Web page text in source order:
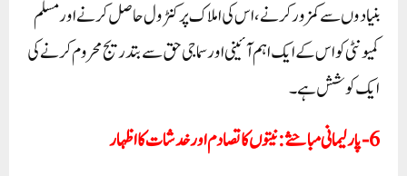
بنیادوں سے کمزور کرنے، اس کی املاک پر کنٹرول حاصل کرنے اور مسلم
کمیونٹی کو اس کے ایک اہم آئینی اور سماجی حق سے بتدریج محروم کرنے کی
ایک کوشش ہے۔
6- پارلیمانی مباحثے:نیتوں کا تصادم اور خدشات کا اظہار